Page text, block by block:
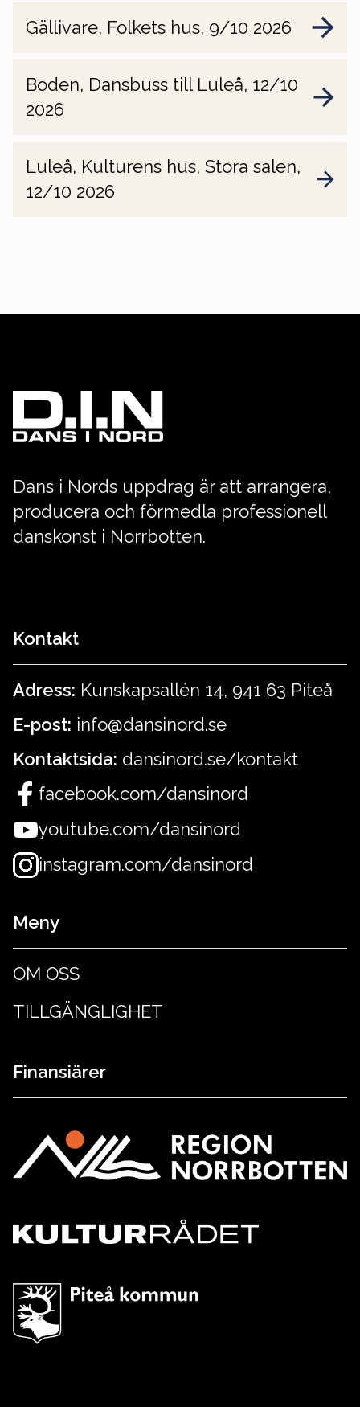
Gällivare, Folkets hus, 9/10 2026
Boden, Dansbuss till Luleå, 12/10
2026
Luleå, Kulturens hus, Stora salen,
12/10 2026
Dans i Nords uppdrag är att arrangera,
producera och förmedla professionell
danskonst i Norrbotten.
Kontakt
Adress: Kunskapsallén 14, 941 63 Piteå
E-post: info@dansinord.se
Kontaktsida: dansinord.se/kontakt
facebook.com/dansinord
youtube.com/dansinord
instagram.com/dansinord
Meny
OM OSS
TILLGÄNGLIGHET
Finansiärer